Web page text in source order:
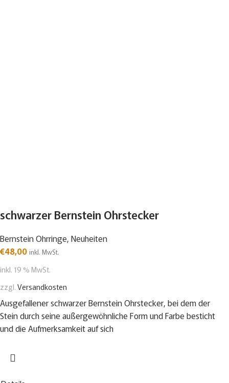
schwarzer Bernstein Ohrstecker
Bernstein Ohrringe, Neuheiten
€48,00 inkl. MwSt.
inkl. 19 % MwSt.
zzgl.Versandkosten
Ausgefallener schwarzer Bernstein Ohrstecker, bei dem der
Stein durch seine außergewöhnliche Form und Farbe besticht
und die Aufmerksamkeit auf sich